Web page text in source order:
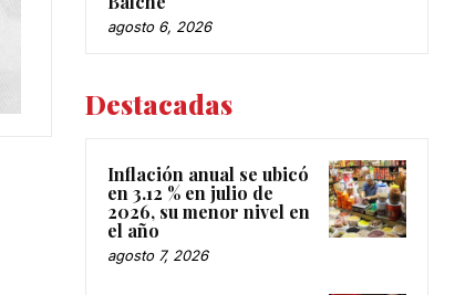
agosto 6, 2026
Destacadas
Inflación anual se ubicó
en 3.12 % en julio de
2026, su menor nivel en
el año
agosto 7, 2026